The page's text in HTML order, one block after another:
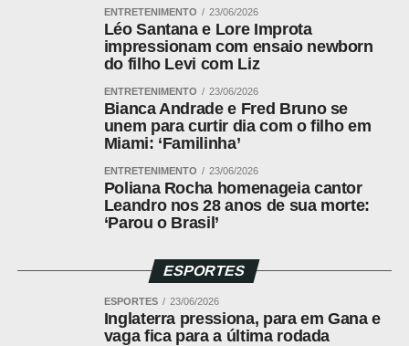
participação no evento também reforça o trabalho
desenvolvido pela Assistência Técnica e Gerencial
(ATeG), que acompanha produtores rurais e contribui para
ENTRETENIMENTO 23/06/2026
Léo Santana e Lore Improta
impressionam com ensaio newborn
do filho Levi com Liz
ENTRETENIMENTO 23/06/2026
Bianca Andrade e Fred Bruno se
unem para curtir dia com o filho em
Miami: ‘Familinha’
ENTRETENIMENTO 23/06/2026
Poliana Rocha homenageia cantor
Leandro nos 28 anos de sua morte:
‘Parou o Brasil’
ESPORTES
ESPORTES 23/06/2026
Inglaterra pressiona, para em Gana e
vaga fica para a última rodada